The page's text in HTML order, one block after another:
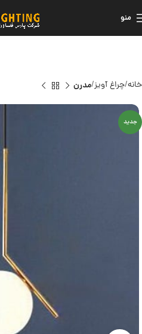
منو
خانه چراغ آویز مدرن
جدید